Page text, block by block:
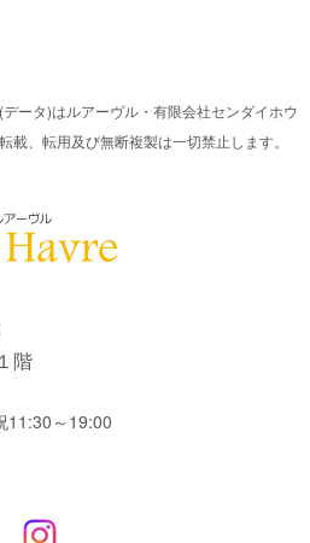
ータ)はルアーヴル・有限会社センダイホウ
載、転用及び無断複製は一切禁止します。
階
11:30～19:00